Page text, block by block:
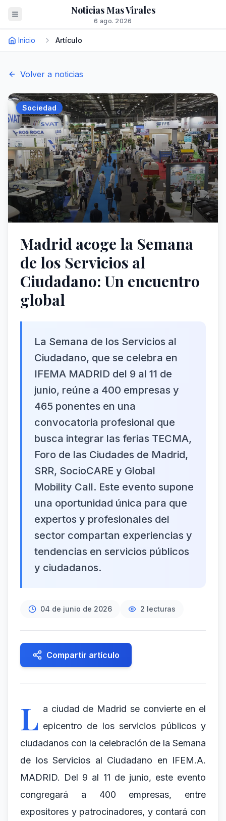
Noticias Mas Virales
6 ago. 2026
Inicio Artículo
Volver a noticias
Sociedad
Madrid acoge la Semana
de los Servicios al
Ciudadano: Un encuentro
global
La Semana de los Servicios al
Ciudadano, que se celebra en
IFEMA MADRID del 9 al 11 de
junio, reúne a 400 empresas y
465 ponentes en una
convocatoria profesional que
busca integrar las ferias TECMA,
Foro de las Ciudades de Madrid,
SRR, SocioCARE y Global
Mobility Call. Este evento supone
una oportunidad única para que
expertos y profesionales del
sector compartan experiencias y
tendencias en servicios públicos
y ciudadanos.
04 de junio de 2026 2 lecturas
Compartir artículo
L a ciudad de Madrid se convierte en el
epicentro de los servicios públicos y
ciudadanos con la celebración de la Semana
de los Servicios al Ciudadano en IFEM.A.
MADRID. Del 9 al 11 de junio, este evento
congregará a 400 empresas, entre
expositores y patrocinadores, y contará con